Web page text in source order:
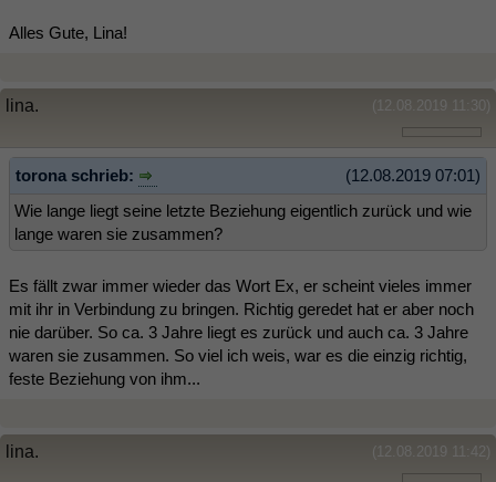
Alles Gute, Lina!
(12.08.2019 11:30)
lina.
(12.08.2019 07:01)
torona schrieb:
Wie lange liegt seine letzte Beziehung eigentlich zurück und wie
lange waren sie zusammen?
Es fällt zwar immer wieder das Wort Ex, er scheint vieles immer
mit ihr in Verbindung zu bringen. Richtig geredet hat er aber noch
nie darüber. So ca. 3 Jahre liegt es zurück und auch ca. 3 Jahre
waren sie zusammen. So viel ich weis, war es die einzig richtig,
feste Beziehung von ihm...
(12.08.2019 11:42)
lina.